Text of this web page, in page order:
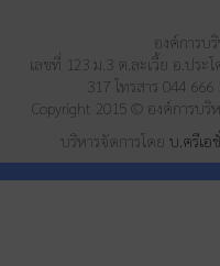
องค์การบ
เลขที่ 123 ม.3 ต.ละเวี้ย อ.ปร
317 โทรสาร 044 666
Copyright 2015 © องค์การบริ
บริหารจัดการโดย บ.ครีเอ